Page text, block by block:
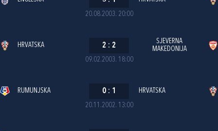
20.08.2003. 20:00
09.02.2003. 18:00
HRVATSKA 2 : 2
SJEVERNA
MAKEDONIJA
20.11.2002. 13:00
RUMUNJSKA 0 : 1 HRVATSKA